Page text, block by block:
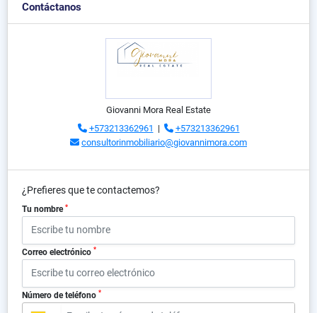
Contáctanos
Giovanni Mora Real Estate
+573213362961 |
+573213362961
consultorinmobiliario@giovannimora.com
¿Prefieres que te contactemos?
Tu nombre *
Correo electrónico *
Número de teléfono *